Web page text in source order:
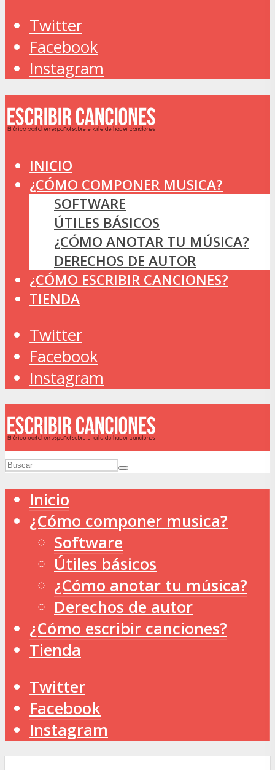
Twitter
Facebook
Instagram
INICIO
¿CÓMO COMPONER MUSICA?
SOFTWARE
ÚTILES BÁSICOS
¿CÓMO ANOTAR TU MÚSICA?
DERECHOS DE AUTOR
¿CÓMO ESCRIBIR CANCIONES?
TIENDA
Twitter
Facebook
Instagram
Inicio
¿Cómo componer musica?
Software
Útiles básicos
¿Cómo anotar tu música?
Derechos de autor
¿Cómo escribir canciones?
Tienda
Twitter
Facebook
Instagram